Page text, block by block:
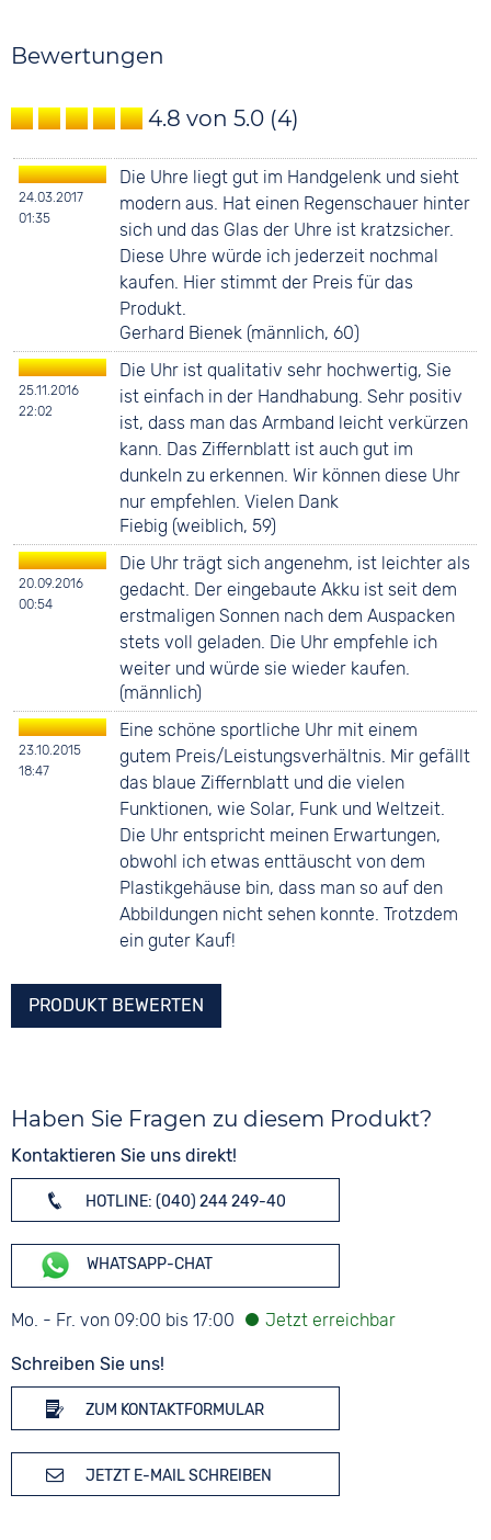
Bewertungen
4.8 von 5.0 (4)
24.03.2017
01:35
Die Uhre liegt gut im Handgelenk und sieht
modern aus. Hat einen Regenschauer hinter
sich und das Glas der Uhre ist kratzsicher.
Diese Uhre würde ich jederzeit nochmal
kaufen. Hier stimmt der Preis für das
Produkt.
Gerhard Bienek (männlich, 60)
25.11.2016
22:02
Die Uhr ist qualitativ sehr hochwertig, Sie
ist einfach in der Handhabung. Sehr positiv
ist, dass man das Armband leicht verkürzen
kann. Das Ziffernblatt ist auch gut im
dunkeln zu erkennen. Wir können diese Uhr
nur empfehlen. Vielen Dank
Fiebig (weiblich, 59)
20.09.2016
00:54
Die Uhr trägt sich angenehm, ist leichter als
gedacht. Der eingebaute Akku ist seit dem
erstmaligen Sonnen nach dem Auspacken
stets voll geladen. Die Uhr empfehle ich
weiter und würde sie wieder kaufen.
(männlich)
23.10.2015
18:47
Eine schöne sportliche Uhr mit einem
gutem Preis/Leistungsverhältnis. Mir gefällt
das blaue Ziffernblatt und die vielen
Funktionen, wie Solar, Funk und Weltzeit.
Die Uhr entspricht meinen Erwartungen,
obwohl ich etwas enttäuscht von dem
Plastikgehäuse bin, dass man so auf den
Abbildungen nicht sehen konnte. Trotzdem
ein guter Kauf!
PRODUKT BEWERTEN
Haben Sie Fragen zu diesem Produkt?
Kontaktieren Sie uns direkt!
HOTLINE: (040) 244 249-40
WHATSAPP-CHAT
Mo. - Fr. von 09:00 bis 17:00
Schreiben Sie uns!
ZUM KONTAKTFORMULAR
JETZT E-MAIL SCHREIBEN